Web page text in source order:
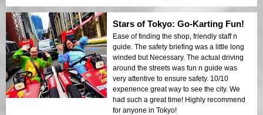
Stars of Tokyo: Go-Karting Fun!
Ease of finding the shop, friendly staff n
guide. The safety briefing was a little long
winded but Necessary. The actual driving
around the streets was fun n guide was
very attentive to ensure safety. 10/10
experience great way to see the city. We
had such a great time! Highly recommend
for anyone in Tokyo!